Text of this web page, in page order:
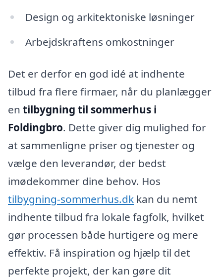
Design og arkitektoniske løsninger
Arbejdskraftens omkostninger
Det er derfor en god idé at indhente
tilbud fra flere firmaer, når du planlægger
en tilbygning til sommerhus i
Foldingbro. Dette giver dig mulighed for
at sammenligne priser og tjenester og
vælge den leverandør, der bedst
imødekommer dine behov. Hos
tilbygning-sommerhus.dk kan du nemt
indhente tilbud fra lokale fagfolk, hvilket
gør processen både hurtigere og mere
effektiv. Få inspiration og hjælp til det
perfekte projekt, der kan gøre dit